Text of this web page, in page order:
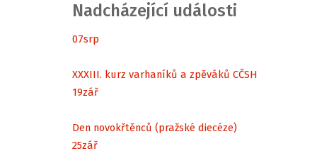
Nadcházející události
07srp
XXXIII. kurz varhaníků a zpěváků CČSH
19zář
Den novokřtěnců (pražské diecéze)
25zář